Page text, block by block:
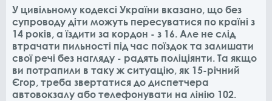
У цивільному кодексі України вказано, що без
супроводу діти можуть пересуватися по країні з
14 років, а їздити за кордон - з 16. Але не слід
втрачати пильності під час поїздок та залишати
свої речі без нагляду - радять поліціянти. Та якщо
ви потрапили в таку ж ситуацію, як 15-річний
Єгор, треба звертатися до диспетчера
автовокзалу або телефонувати на лінію 102.